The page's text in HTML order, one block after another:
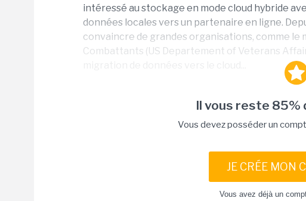
intéressé au stockage en mode cloud hybride
données locales vers un partenaire en ligne.
convaincre de grandes organisations, comme le
Combattants (US Departement of Veterans
Il vous reste 85%
Vous devez posséder un
JE CRÉE MON
Vous avez déjà un